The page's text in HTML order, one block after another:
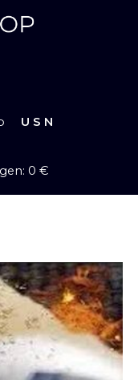
Skip to navigation
U S N
0 €